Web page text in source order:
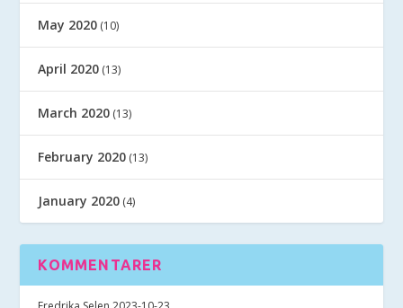
May 2020 (10)
April 2020 (13)
March 2020 (13)
February 2020 (13)
January 2020 (4)
KOMMENTARER